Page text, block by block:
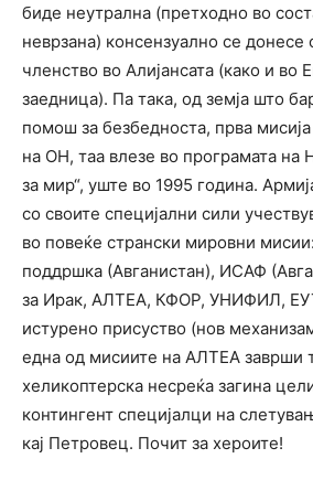
биде неутрална (претходно во
неврзана) консензуално се донесе
членство во Алијансата (како и во
заедница). Па така, од земја што
помош за безбедноста, прва
на ОН, таа влезе во програмата на
за мир“, уште во 1995 година.
со своите специјални сили
во повеќе странски мировни
поддршка (Авганистан), ИСАФ
за Ирак, АЛТЕА, КФОР, УНИФИЛ,
истурено присуство (нов
една од мисиите на АЛТЕА заврши
хеликоптерска несреќа загина
контингент специјалци на
кај Петровец. Почит за хероите!